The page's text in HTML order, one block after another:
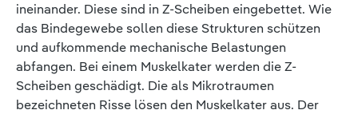
ineinander. Diese sind in Z-Scheiben eingebettet. Wie
das Bindegewebe sollen diese Strukturen schützen
und aufkommende mechanische Belastungen
abfangen. Bei einem Muskelkater werden die Z-
Scheiben geschädigt. Die als Mikrotraumen
bezeichneten Risse lösen den Muskelkater aus. Der